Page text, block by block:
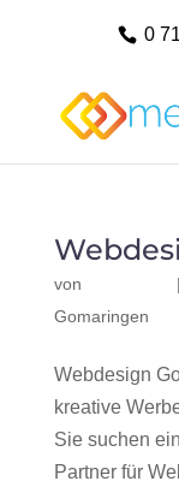
0
von |
Gomaringen
Webdesign
kreative
Sie suchen
Partner für